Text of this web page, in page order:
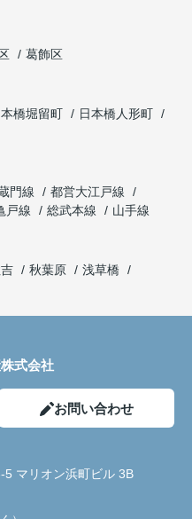
葛飾区
本橋堀留町
日本橋人形町
門線
都営大江戸線
戸線 総武本線 山手線
秋葉原
浅草橋
式会社
お問い合わせ
5 マリオン浜町ビル 3B